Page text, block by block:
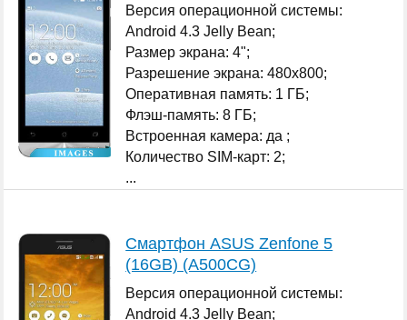
Версия операционной системы:
Android 4.3 Jelly Bean;
Размер экрана: 4";
Разрешение экрана: 480x800;
Оперативная память: 1 ГБ;
Флэш-память: 8 ГБ;
Встроенная камера: да ;
Количество SIM-карт: 2;
...
Смартфон ASUS Zenfone 5
(16GB) (A500CG)
Версия операционной системы:
Android 4.3 Jelly Bean;